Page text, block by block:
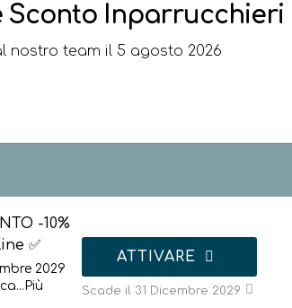
Sconto Inparrucchieri
nostro team il 5 agosto 2026
-10%
✅
2029
... Più
ATTIVARE
Scade il 31 Dicembre 2029